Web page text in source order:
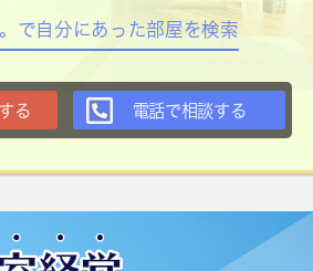
で自分にあった部屋を検索
る 電話で相談する